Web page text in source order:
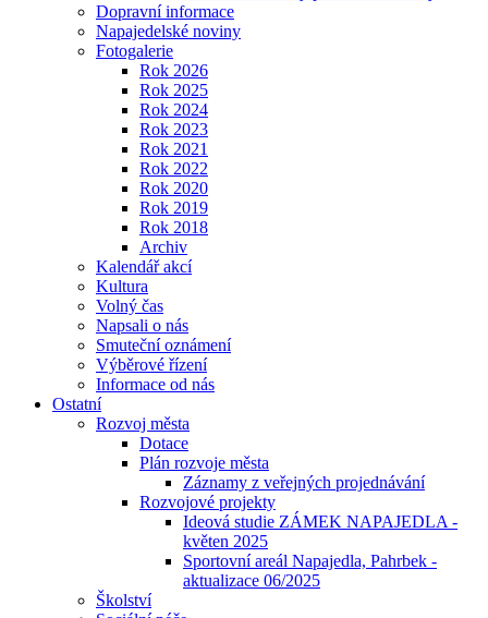
Dopravní informace
Napajedelské noviny
Fotogalerie
Rok 2026
Rok 2025
Rok 2024
Rok 2023
Rok 2021
Rok 2022
Rok 2020
Rok 2019
Rok 2018
Archiv
Kalendář akcí
Kultura
Volný čas
Napsali o nás
Smuteční oznámení
Výběrové řízení
Informace od nás
Ostatní
Rozvoj města
Dotace
Plán rozvoje města
Záznamy z veřejných projednávání
Rozvojové projekty
Ideová studie ZÁMEK NAPAJEDLA -
květen 2025
Sportovní areál Napajedla, Pahrbek -
aktualizace 06/2025
Školství